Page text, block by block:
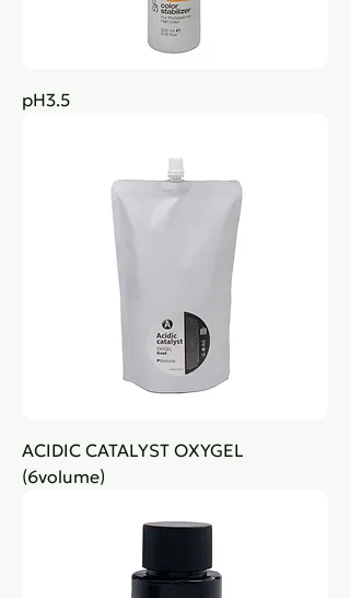
pH3.5
ACIDIC CATALYST OXYGEL
(6volume)